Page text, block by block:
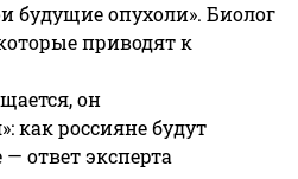
будущие опухоли». Биолог
приводят к
он
как россияне будут
— ответ эксперта